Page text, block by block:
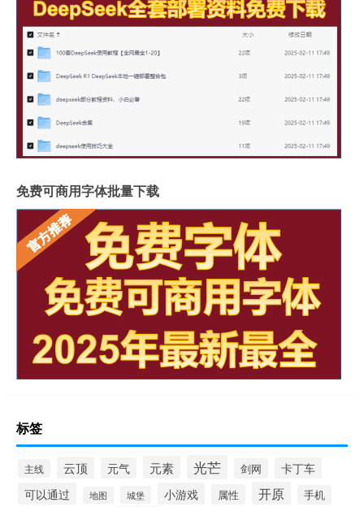
免费可商用字体批量下载
标签
主线 云顶 元气 元素 光芒 剑网 卡丁车
可以通过 地图 城堡 小游戏 属性 开原 手机